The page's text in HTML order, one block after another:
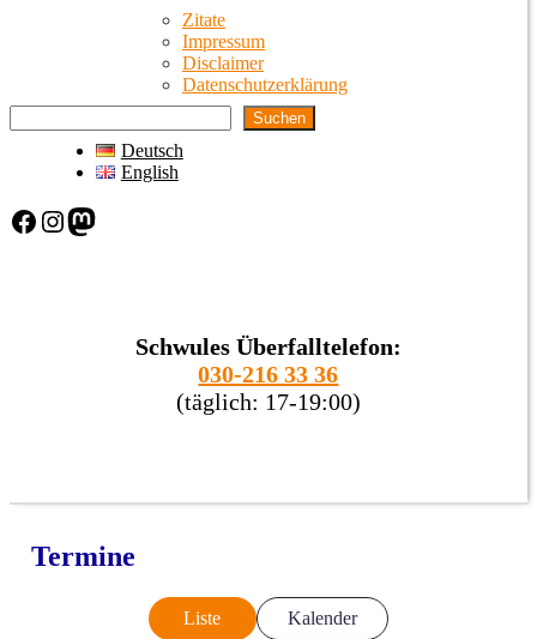
Zitate
Impressum
Disclaimer
Datenschutzerklärung
Suchen
Deutsch
English
Facebook Instagram Mastodon
Schwules Überfalltelefon:
030-216 33 36
(täglich: 17-19:00)
Termine
Liste Kalender